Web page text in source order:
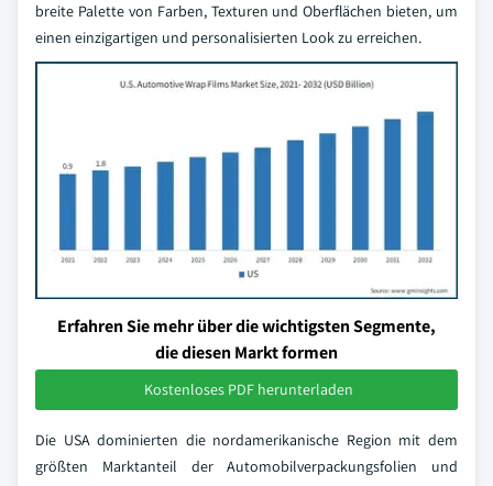
breite Palette von Farben, Texturen und Oberflächen bieten, um
einen einzigartigen und personalisierten Look zu erreichen.
Erfahren Sie mehr über die wichtigsten Segmente,
die diesen Markt formen
Kostenloses PDF herunterladen
Die USA dominierten die nordamerikanische Region mit dem
größten Marktanteil der Automobilverpackungsfolien und